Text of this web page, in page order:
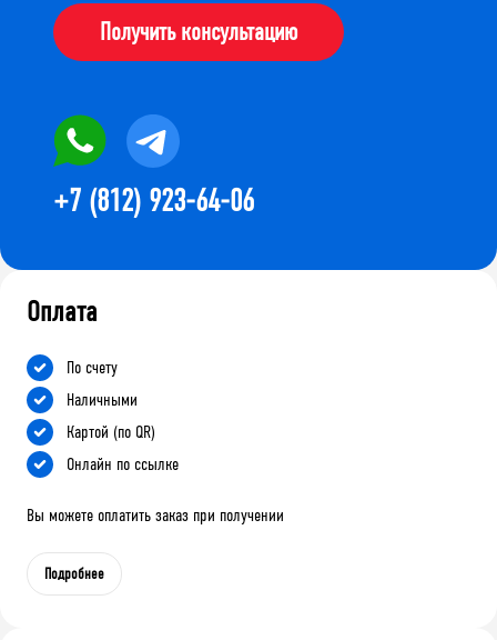
Получить консультацию
+7 (812) 923-64-06
Оплата
По счету
Наличными
Картой (по QR)
Онлайн по ссылке
Вы можете оплатить заказ при получении
Подробнее